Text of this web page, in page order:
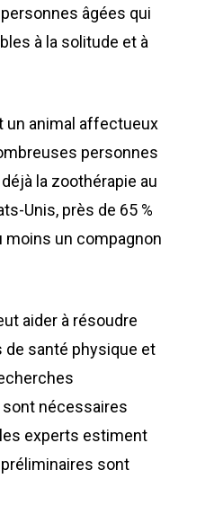
âgées qui
à la solitude et à
un animal affectueux
personnes
la zoothérapie au
Unis, près de 65 %
moins un compagnon
aider à résoudre
de santé physique et
nécessaires
experts estiment
sont